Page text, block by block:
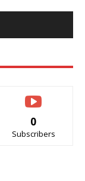
0
Subscribers